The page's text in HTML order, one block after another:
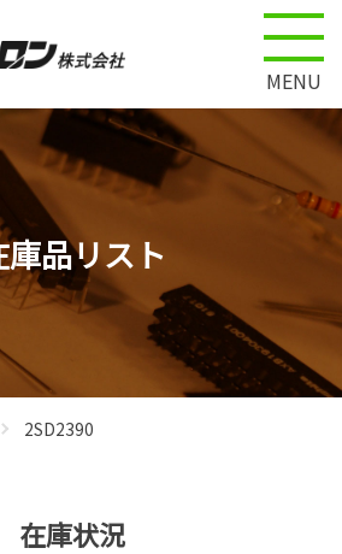
MENU
庫品リスト
2SD2390
在庫状況